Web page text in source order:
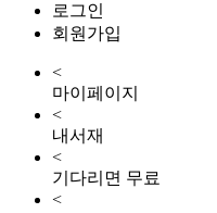
로그인
회원가입
<
마이페이지
<
내서재
<
기다리면 무료
<